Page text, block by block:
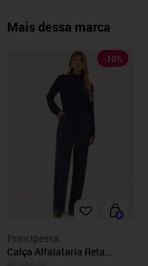
Mais dessa marca
-10%
Principessa
Calça Alfaiataria Reta